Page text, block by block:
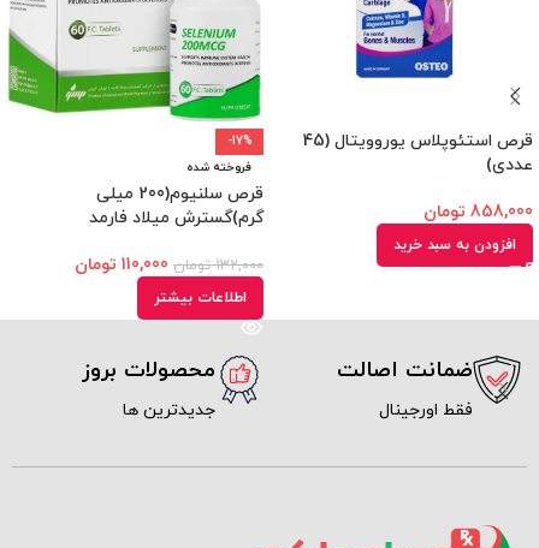
قرص استئوپلاس یوروویتال (45
عددی)
858,000 تومان
افزودن به سبد خرید
-17%
فروخته شده
قرص سلنیوم(200 میلی
گرم)گسترش میلاد فارمد
132,000 تومان 110,000 تومان
اطلاعات بیشتر
ضمانت اصالت
فقط اورجینال
محصولات بروز
جدیدترین ها